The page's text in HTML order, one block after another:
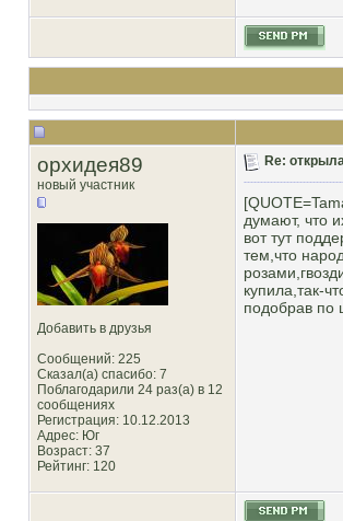
орхидея89
новый участник
Добавить в друзья
Сообщений: 225
Сказал(а) спасибо: 7
Поблагодарили 24 раз(а) в 12
сообщениях
Регистрация: 10.12.2013
Адрес: Юг
Возраст: 37
Рейтинг: 120
Re:
думают, что
вот тут
тем,что
купила,так-
подобрав по